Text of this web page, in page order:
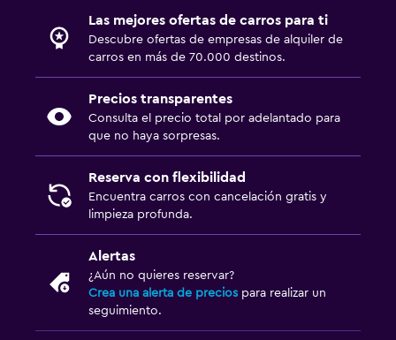
Las mejores ofertas de carros para ti
Descubre ofertas de empresas de alquiler de
carros en más de 70.000 destinos.
Precios transparentes
Consulta el precio total por adelantado para
que no haya sorpresas.
Reserva con flexibilidad
Encuentra carros con cancelación gratis y
limpieza profunda.
Alertas
¿Aún no quieres reservar?
Crea una alerta de precios para realizar un
seguimiento.